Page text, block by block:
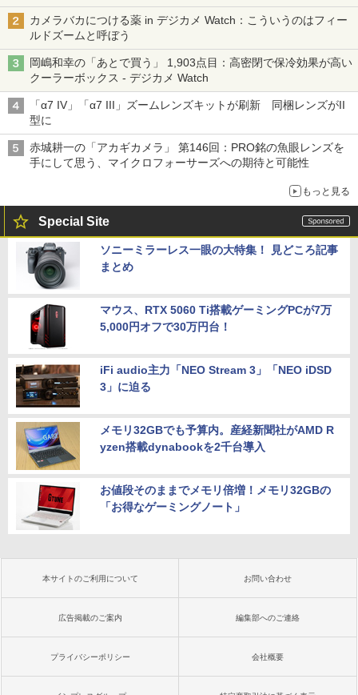
カメラバカにつける薬 in デジカメ Watch：こういうのはフィー
ルドズームと呼ぼう
岡嶋和幸の「あとで買う」 1,903点目：高密閉で保冷効果が高い
クーラーボックス - デジカメ Watch
「α7 IV」「α7 III」ズームレンズキットが刷新 同梱レンズがII
型に
赤城耕一の「アカギカメラ」 第146回：PRO銘の魚眼レンズを
手にして思う、マイクロフォーサーズへの期待と可能性
もっと見る
Special Site
ソニーミラーレス一眼の大特集！ 見どころ記事
まとめ
マウス、RTX 5060 Ti搭載ゲーミングPCが7万
5,000円オフで30万円台！
iFi audio主力「NEO Stream 3」「NEO iDSD
3」に迫る
メモリ32GBでも予算内。産経新聞社がAMD R
yzen搭載dynabookを2千台導入
お値段そのままでメモリ倍増！メモリ32GBの
「お得なゲーミングノート」
本サイトのご利用について お問い合わせ
広告掲載のご案内 編集部へのご連絡
プライバシーポリシー 会社概要